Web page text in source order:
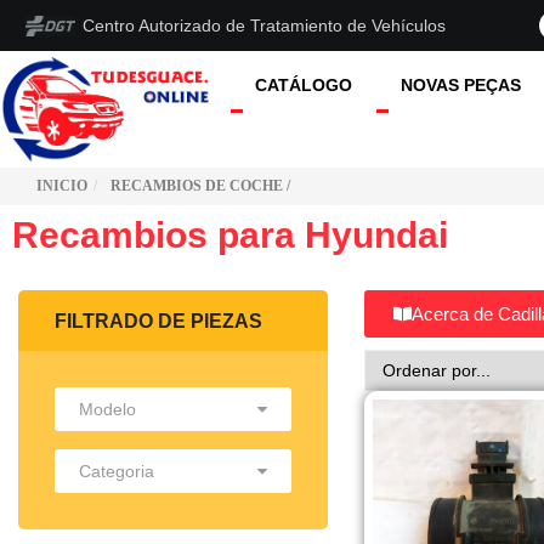
Centro Autorizado de Tratamiento de Vehículos
CATÁLOGO NOVAS PEÇAS
INICIO RECAMBIOS DE COCHE /
Recambios para Hyundai
FILTRADO DE PIEZAS Acerca de